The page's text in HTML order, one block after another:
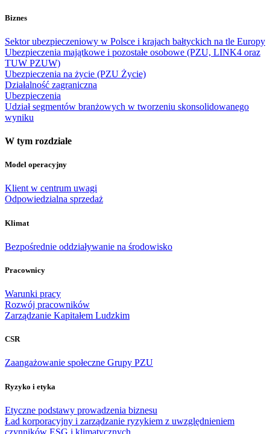
Biznes
Sektor ubezpieczeniowy w Polsce i krajach bałtyckich na tle Europy
Ubezpieczenia majątkowe i pozostałe osobowe (PZU, LINK4 oraz
TUW PZUW)
Ubezpieczenia na życie (PZU Życie)
Działalność zagraniczna
Ubezpieczenia
Udział segmentów branżowych w tworzeniu skonsolidowanego
wyniku
W tym rozdziale
Model operacyjny
Klient w centrum uwagi
Odpowiedzialna sprzedaż
Klimat
Bezpośrednie oddziaływanie na środowisko
Pracownicy
Warunki pracy
Rozwój pracowników
Zarządzanie Kapitałem Ludzkim
CSR
Zaangażowanie społeczne Grupy PZU
Ryzyko i etyka
Etyczne podstawy prowadzenia biznesu
Ład korporacyjny i zarządzanie ryzykiem z uwzględnieniem
czynników ESG i klimatycznych